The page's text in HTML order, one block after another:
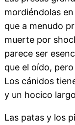
mordiéndolas
que a menudo
muerte por
parece ser
que el oído,
Los cánidos
y un hocico
Las patas y los